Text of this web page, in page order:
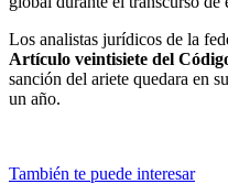
Los analistas jurídicos de la
Artículo veintisiete del
sanción del ariete quedara en
un año.
También te puede interesar